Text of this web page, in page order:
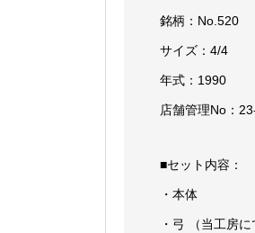
銘柄：No.520
サイズ：4/4
年式：1990
店舗管理No：
■セット内容：
・本体
・弓 （当工房